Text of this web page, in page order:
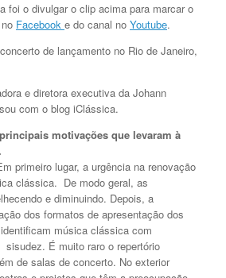
foi o divulgar o clip acima para marcar o
Facebook e do canal no Youtube.
de lançamento no Rio de Janeiro,
e diretora executiva da Johann
com o blog iClássica.
motivações que levaram à
primeiro lugar, a urgência na renovação
clássica. De modo geral, as
e diminuindo. Depois, a
dos formatos de apresentação dos
música clássica com
É muito raro o repertório
de salas de concerto. No exterior